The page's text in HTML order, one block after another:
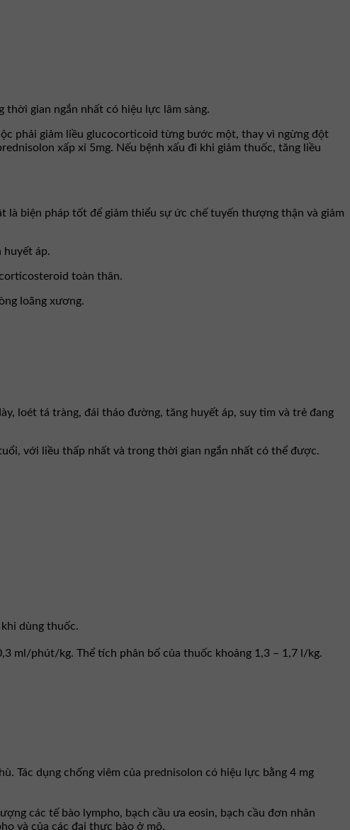
gian ngắn nhất có hiệu lực lâm sàng.
phải giảm liều glucocorticoid từng bước một, thay vì ngừng đột
xấp xỉ 5mg. Nếu bệnh xấu đi khi giảm thuốc, tăng liều
là biện pháp tốt để giảm thiểu sự ức chế tuyến thượng thận và giảm
huyết áp.
toàn thân.
loãng xương.
loét tá tràng, đái tháo đường, tăng huyết áp, suy tim và trẻ đang
với liều thấp nhất và trong thời gian ngắn nhất có thể được.
dùng thuốc.
ml/phút/kg. Thể tích phân bố của thuốc khoảng 1,3 – 1,7 l/kg.
Tác dụng chống viêm của prednisolon có hiệu lực bằng 4 mg
các tế bào lympho, bạch cầu ưa eosin, bạch cầu đơn nhân
và của các đại thực bào ở mô.